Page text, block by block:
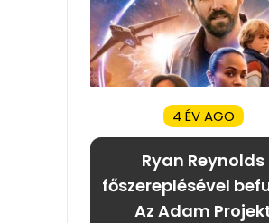
4 ÉV AGO
Ryan Reynolds
főszereplésével
Az Adam